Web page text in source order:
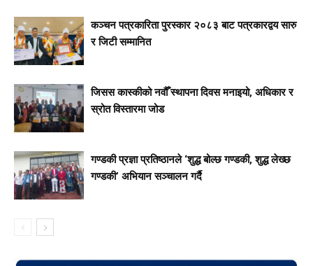
कञ्चन पत्रकारिता पुरस्कार २०८३ बाट पत्रकारद्वय सारु
र जिटी सम्मानित
जिसस कास्कीको नवौँ स्थापना दिवस मनाइयो, अधिकार र
स्रोत विस्तारमा जोड
गण्डकी प्रज्ञा प्रतिष्ठानले ‘शुद्ध बोल्छ गण्डकी, शुद्ध लेख्छ
गण्डकी’ अभियान सञ्चालन गर्दै